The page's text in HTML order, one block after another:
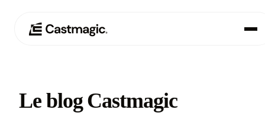
Cas d'utilisation
Le blog Castmagic